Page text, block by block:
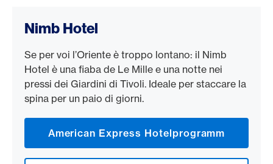
Nimb Hotel
Se per voi l’Oriente è troppo lontano: il Nimb
Hotel è una fiaba de Le Mille e una notte nei
pressi dei Giardini di Tivoli. Ideale per staccare la
spina per un paio di giorni.
American Express Hotelprogramm